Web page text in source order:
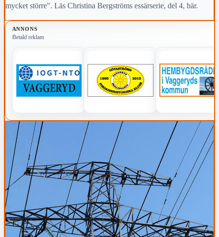
mycket större". Läs Christina Bergströms essärserie, del 4, här.
ANNONS
Betald reklam